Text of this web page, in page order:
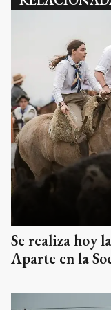
Se realiza hoy
Aparte en la